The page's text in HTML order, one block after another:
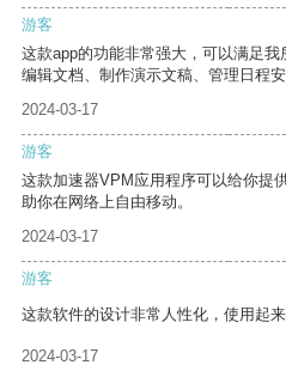
游客
这款app的功能非常强大，可以满足
编辑文档、制作演示文稿、管理日程安
2024-03-17
游客
这款加速器VPM应用程序可以给你提
助你在网络上自由移动。
2024-03-17
游客
这款软件的设计非常人性化，使用起来
2024-03-17